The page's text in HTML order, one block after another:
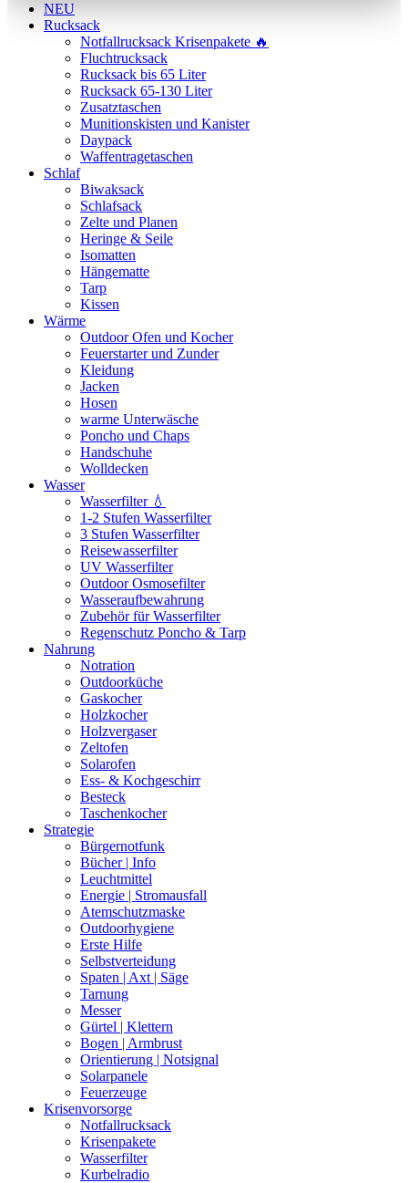
NEU
Rucksack
Notfallrucksack Krisenpakete 🔥
Fluchtrucksack
Rucksack bis 65 Liter
Rucksack 65-130 Liter
Zusatztaschen
Munitionskisten und Kanister
Daypack
Waffentragetaschen
Schlaf
Biwaksack
Schlafsack
Zelte und Planen
Heringe & Seile
Isomatten
Hängematte
Tarp
Kissen
Wärme
Outdoor Ofen und Kocher
Feuerstarter und Zunder
Kleidung
Jacken
Hosen
warme Unterwäsche
Poncho und Chaps
Handschuhe
Wolldecken
Wasser
Wasserfilter 💧
1-2 Stufen Wasserfilter
3 Stufen Wasserfilter
Reisewasserfilter
UV Wasserfilter
Outdoor Osmosefilter
Wasseraufbewahrung
Zubehör für Wasserfilter
Regenschutz Poncho & Tarp
Nahrung
Notration
Outdoorküche
Gaskocher
Holzkocher
Holzvergaser
Zeltofen
Solarofen
Ess- & Kochgeschirr
Besteck
Taschenkocher
Strategie
Bürgernotfunk
Bücher | Info
Leuchtmittel
Energie | Stromausfall
Atemschutzmaske
Outdoorhygiene
Erste Hilfe
Selbstverteidung
Spaten | Axt | Säge
Tarnung
Messer
Gürtel | Klettern
Bogen | Armbrust
Orientierung | Notsignal
Solarpanele
Feuerzeuge
Krisenvorsorge
Notfallrucksack
Krisenpakete
Wasserfilter
Kurbelradio